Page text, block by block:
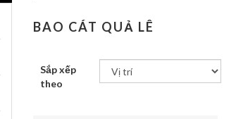
BAO CÁT QUẢ LÊ
Sắp xếp
theo